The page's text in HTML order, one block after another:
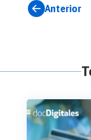
Anterior